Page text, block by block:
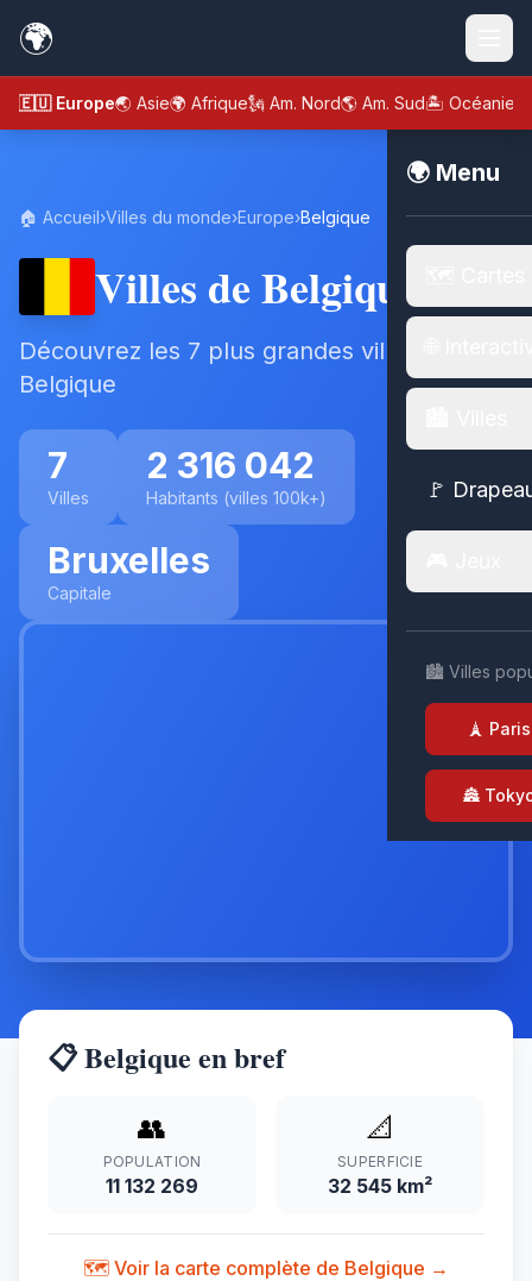
🌍
🇪🇺 Europe🌏 Asie🌍 Afrique🗽 Am. Nord🌎 Am. Sud🏝️ Océanie
🌍 Menu
🚩
🏙️ Villes
🗼 Paris
🏯
🏠 Accueil›Villes du monde›Europe›Belgique
Villes de Belgique
Découvrez les 7 plus grandes villes de
Belgique
7
Villes
2 316 042
Habitants (villes 100k+)
Bruxelles
Capitale
📋 Belgique en bref
👥
POPULATION
11 132 269
📐
SUPERFICIE
32 545 km²
🗺️ Voir la carte complète de Belgique →